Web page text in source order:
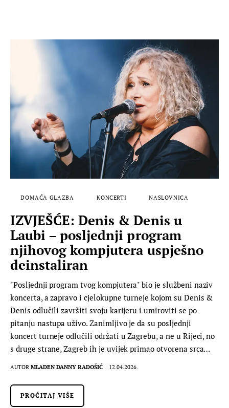
DOMAĆA GLAZBA KONCERTI NASLOVNICA
IZVJEŠĆE: Denis & Denis u
Laubi – posljednji program
njihovog kompjutera uspješno
deinstaliran
"Posljednji program tvog kompjutera" bio je službeni naziv
koncerta, a zapravo i cjelokupne turneje kojom su Denis &
Denis odlučili završiti svoju karijeru i umiroviti se po
pitanju nastupa uživo. Zanimljivo je da su posljednji
koncert turneje odlučili održati u Zagrebu, a ne u Rijeci, no
s druge strane, Zagreb ih je uvijek primao otvorena srca…
AUTOR MLADEN DANNY RADOŠIĆ 12.04.2026.
PROČITAJ VIŠE